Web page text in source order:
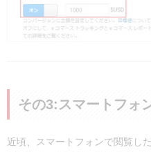
その3:スマートフォ
近頃、スマートフォンで閲覧し